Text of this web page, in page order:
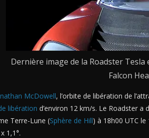
Dernière image de la Roadster
Falcon
McDowell, l’orbite de libération de
libération d’environ 12 km/s. Le Roadster a
Terre-Lune (Sphère de Hill) à 18h00 UTC
1,1°.